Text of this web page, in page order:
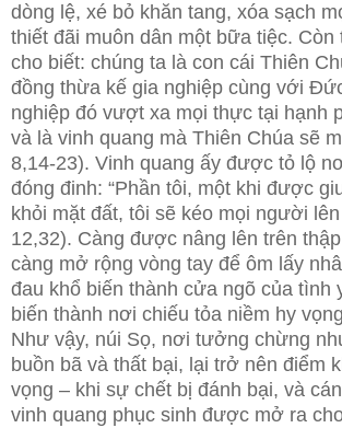
dòng lệ, xé bỏ khăn tang, xóa sạch
thiết đãi muôn dân một bữa tiệc. Còn
cho biết: chúng ta là con cái Thiên
đồng thừa kế gia nghiệp cùng với
nghiệp đó vượt xa mọi thực tại hạnh
và là vinh quang mà Thiên Chúa sẽ
8,14-23). Vinh quang ấy được tỏ lộ
đóng đinh: “Phần tôi, một khi được
khỏi mặt đất, tôi sẽ kéo mọi người
12,32). Càng được nâng lên trên
càng mở rộng vòng tay để ôm lấy
đau khổ biến thành cửa ngõ của tình
biến thành nơi chiếu tỏa niềm hy
Như vậy, núi Sọ, nơi tưởng chừng
buồn bã và thất bại, lại trở nên điểm
vọng – khi sự chết bị đánh bại, và
vinh quang phục sinh được mở ra